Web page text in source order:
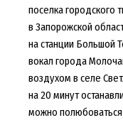
поселка городского
в Запорожской
на станции Большой
вокал города
воздухом в селе
на 20 минут
можно